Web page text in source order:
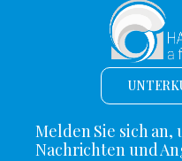
Melden Sie sich an,
Nachrichten und